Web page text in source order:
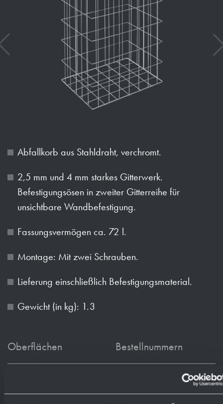
Abfallkorb aus Stahldraht, verchromt.
2,5 mm und 4 mm starkes Gitterwerk.
Befestigungsösen in zweiter Gitterreihe für
unsichtbare Wandbefestigung.
Fassungsvermögen ca. 72 l.
Montage: Mit zwei Schrauben.
Lieferung einschließlich Befestigungsmaterial.
Gewicht (in kg): 1.3
Oberflächen Bestellnummern